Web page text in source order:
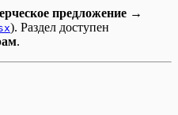
предложение →
). Раздел доступен
.